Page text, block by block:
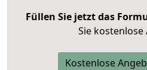
Füllen Sie jetzt das
Sie kostenlose
Kostenlose